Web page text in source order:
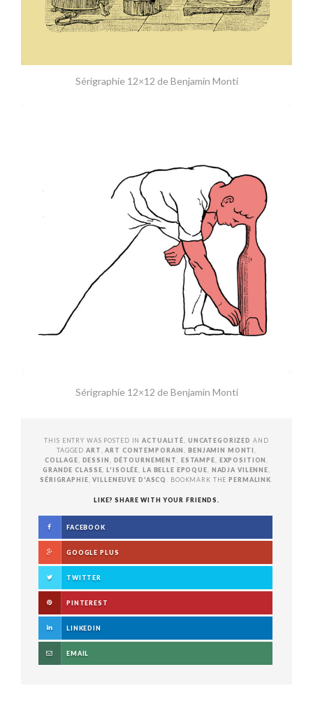
Sérigraphie 12×12 de Benjamin Monti
Sérigraphie 12×12 de Benjamin Monti
THIS ENTRY WAS POSTED INACTUALITÉ UNCATEGORIZED AND
TAGGED ART ,ART CONTEMPORAIN ,BENJAMIN MONTI
COLLAGE
DESSIN DÉTOURNEMENT ESTAMPE EXPOSITION
GRANDE CLASSE ,L'ISOLÉE LA BELLE EPOQUE NADJA VILENNE
SÉRIGRAPHIE ,VILLENEUVE D'ASCQ . BOOKMARK THEPERMALINK
LIKE? SHARE WITH YOUR FRIENDS.
FACEBOOK
GOOGLE PLUS
TWITTER
PINTEREST
LINKEDIN
EMAIL